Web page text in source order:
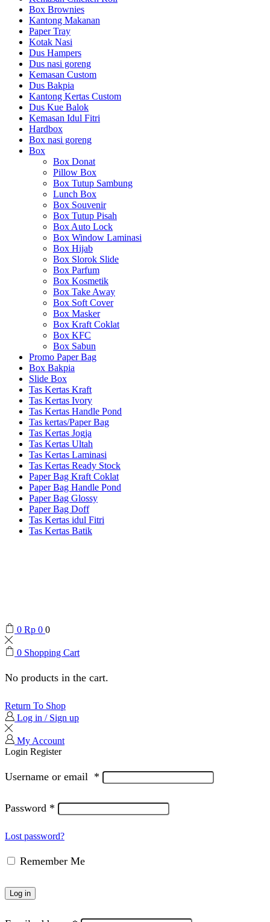
Box Brownies
Kantong Makanan
Paper Tray
Kotak Nasi
Dus Hampers
Dus nasi goreng
Kemasan Custom
Dus Bakpia
Kantong Kertas Custom
Dus Kue Balok
Kemasan Idul Fitri
Hardbox
Box nasi goreng
Box
Box Donat
Pillow Box
Box Tutup Sambung
Lunch Box
Box Souvenir
Box Tutup Pisah
Box Auto Lock
Box Window Laminasi
Box Hijab
Box Slorok Slide
Box Parfum
Box Kosmetik
Box Take Away
Box Soft Cover
Box Masker
Box Kraft Coklat
Box KFC
Box Sabun
Promo Paper Bag
Box Bakpia
Slide Box
Tas Kertas Kraft
Tas Kertas Ivory
Tas Kertas Handle Pond
Tas kertas/Paper Bag
Tas Kertas Jogja
Tas Kertas Ultah
Tas Kertas Laminasi
Tas Kertas Ready Stock
Paper Bag Kraft Coklat
Paper Bag Handle Pond
Paper Bag Glossy
Paper Bag Doff
Tas Kertas idul Fitri
Tas Kertas Batik
0 Rp 0 0
0 Shopping Cart
No products in the cart.
Return To Shop
Log in / Sign up
My Account
Login Register
Username or email *
Password *
Lost password?
Remember Me
Log in